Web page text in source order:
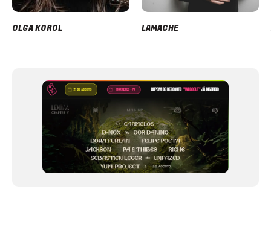
OLGA KOROL LAMACHE